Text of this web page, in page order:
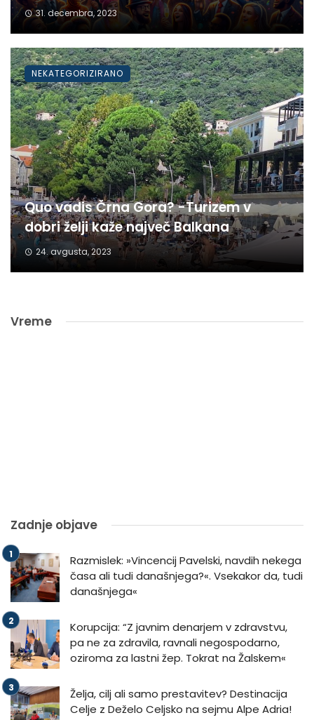
31. decembra, 2023
Quo vadis Črna Gora? -Turizem v
dobri želji kaže največ Balkana
24. avgusta, 2023
NEKATEGORIZIRANO
Vreme
Zadnje objave
Razmislek: »Vincencij Pavelski, navdih nekega
časa ali tudi današnjega?«. Vsekakor da, tudi
današnjega«
Korupcija: “Z javnim denarjem v zdravstvu,
pa ne za zdravila, ravnali negospodarno,
oziroma za lastni žep. Tokrat na Žalskem«
Želja, cilj ali samo prestavitev? Destinacija
Celje z Deželo Celjsko na sejmu Alpe Adria!